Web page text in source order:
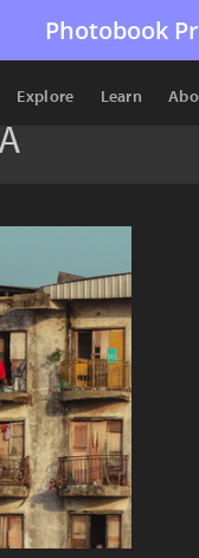
Photobook
Explore Learn